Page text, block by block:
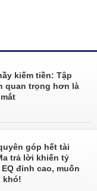
kiếm tiền: Tập
quan trọng hơn là
góp hết tài
trả lời khiến tỷ
đỉnh cao, muốn
khó!